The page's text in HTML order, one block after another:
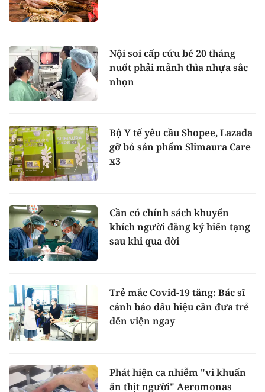
Nội soi cấp cứu bé 20 tháng
nuốt phải mảnh thìa nhựa sắc
nhọn
Bộ Y tế yêu cầu Shopee, Lazada
gỡ bỏ sản phẩm Slimaura Care
x3
Cần có chính sách khuyến
khích người đăng ký hiến tạng
sau khi qua đời
Trẻ mắc Covid-19 tăng: Bác sĩ
cảnh báo dấu hiệu cần đưa trẻ
đến viện ngay
Phát hiện ca nhiễm "vi khuẩn
ăn thịt người" Aeromonas